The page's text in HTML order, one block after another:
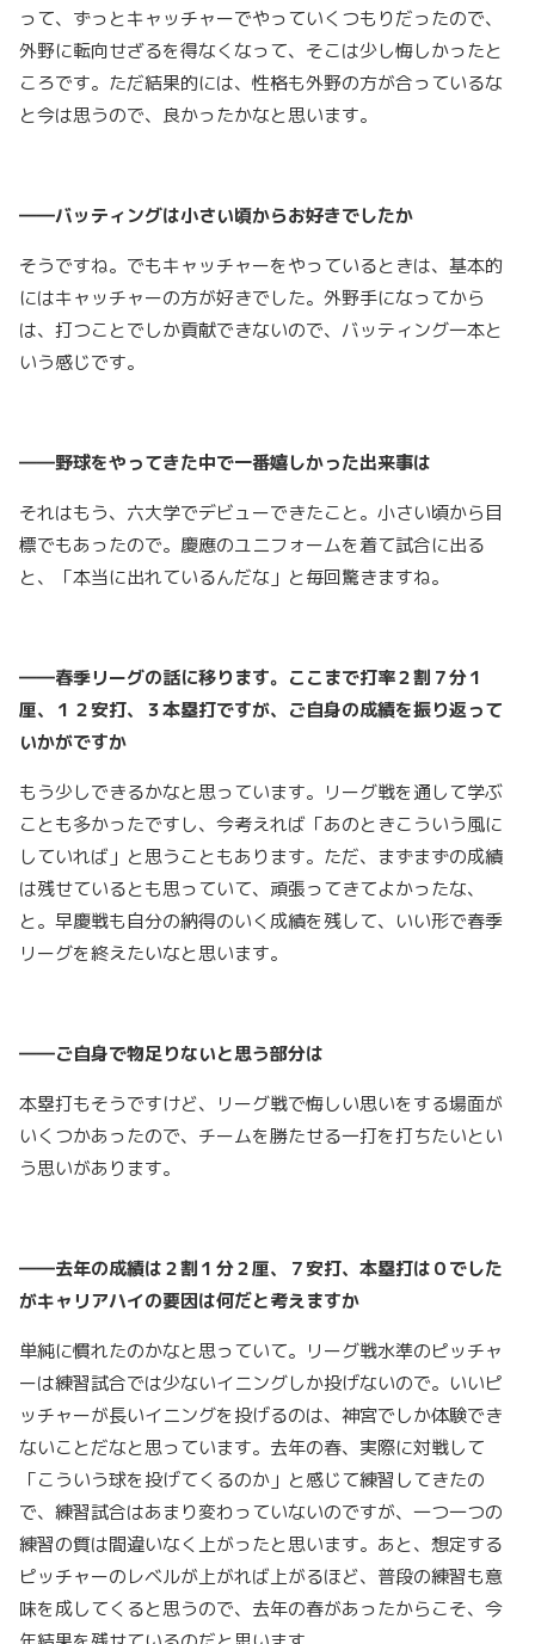
って、ずっとキャッチャーでやっていくつもりだったので、
外野に転向せざるを得なくなって、そこは少し悔しかったと
ころです。ただ結果的には、性格も外野の方が合っているな
と今は思うので、良かったかなと思います。
――バッティングは小さい頃からお好きでしたか
そうですね。でもキャッチャーをやっているときは、基本的
にはキャッチャーの方が好きでした。外野手になってから
は、打つことでしか貢献できないので、バッティング一本と
いう感じです。
――野球をやってきた中で一番嬉しかった出来事は
それはもう、六大学でデビューできたこと。小さい頃から目
標でもあったので。慶應のユニフォームを着て試合に出る
と、「本当に出れているんだな」と毎回驚きますね。
――春季リーグの話に移ります。ここまで打率２割７分１
厘、１２安打、３本塁打ですが、ご自身の成績を振り返って
いかがですか
もう少しできるかなと思っています。リーグ戦を通して学ぶ
ことも多かったですし、今考えれば「あのときこういう風に
していれば」と思うこともあります。ただ、まずまずの成績
は残せているとも思っていて、頑張ってきてよかったな、
と。早慶戦も自分の納得のいく成績を残して、いい形で春季
リーグを終えたいなと思います。
――ご自身で物足りないと思う部分は
本塁打もそうですけど、リーグ戦で悔しい思いをする場面が
いくつかあったので、チームを勝たせる一打を打ちたいとい
う思いがあります。
――去年の成績は２割１分２厘、７安打、本塁打は０でした
がキャリアハイの要因は何だと考えますか
単純に慣れたのかなと思っていて。リーグ戦水準のピッチャ
ーは練習試合では少ないイニングしか投げないので。いいピ
ッチャーが長いイニングを投げるのは、神宮でしか体験でき
ないことだなと思っています。去年の春、実際に対戦して
「こういう球を投げてくるのか」と感じて練習してきたの
で、練習試合はあまり変わっていないのですが、一つ一つの
練習の質は間違いなく上がったと思います。あと、想定する
ピッチャーのレベルが上がれば上がるほど、普段の練習も意
味を成してくると思うので、去年の春があったからこそ、今